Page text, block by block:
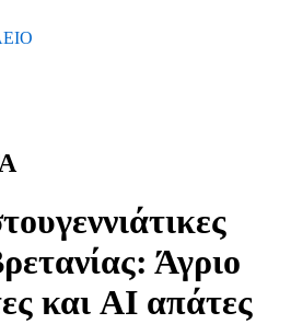
Άγριο
και AI απάτες